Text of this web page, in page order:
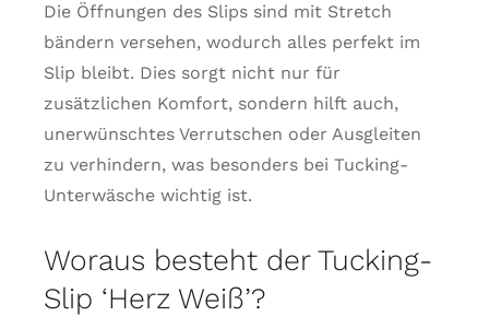
Die Öffnungen des Slips sind mit Stretch
bändern versehen, wodurch alles perfekt im
Slip bleibt. Dies sorgt nicht nur für
zusätzlichen Komfort, sondern hilft auch,
unerwünschtes Verrutschen oder Ausgleiten
zu verhindern, was besonders bei Tucking-
Unterwäsche wichtig ist.
Woraus besteht der Tucking-
Slip ‘Herz Weiß’?